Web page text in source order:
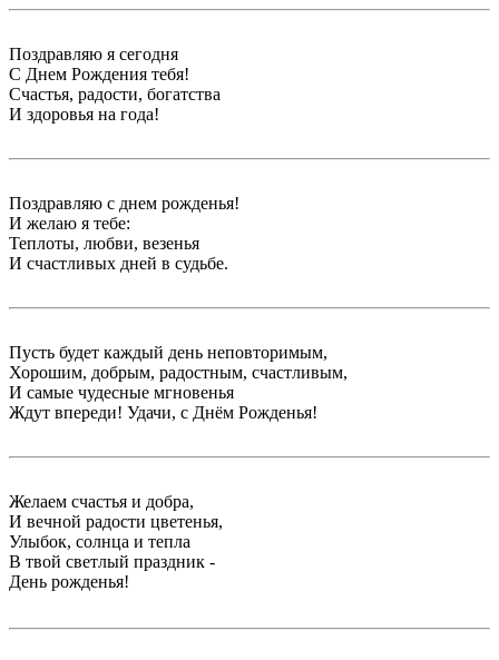
Поздравляю я сегодня
С Днем Рождения тебя!
Счастья, радости, богатства
И здоровья на года!
Поздравляю с днем рожденья!
И желаю я тебе:
Теплоты, любви, везенья
И счастливых дней в судьбе.
Пусть будет каждый день неповторимым,
Хорошим, добрым, радостным, счастливым,
И самые чудесные мгновенья
Ждут впереди! Удачи, с Днём Рожденья!
Желаем счастья и добра,
И вечной радости цветенья,
Улыбок, солнца и тепла
В твой светлый праздник -
День рожденья!